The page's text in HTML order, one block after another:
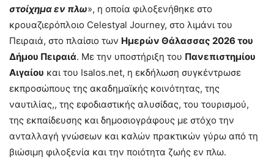
στοίχημα εν πλω», η οποία φιλοξενήθηκε στο
κρουαζιερόπλοιο Celestyal Journey, στο λιμάνι του
Πειραιά, στο πλαίσιο των Ημερών Θάλασσας 2026 του
Δήμου Πειραιά. Με την υποστήριξη του Πανεπιστημίου
Αιγαίου και του Isalos.net, η εκδήλωση συγκέντρωσε
εκπροσώπους της ακαδημαϊκής κοινότητας, της
ναυτιλίας,, της εφοδιαστικής αλυσίδας, του τουρισμού,
της εκπαίδευσης και δημοσιογράφους με στόχο την
ανταλλαγή γνώσεων και καλών πρακτικών γύρω από τη
βιώσιμη φιλοξενία και την ποιότητα ζωής εν πλω.